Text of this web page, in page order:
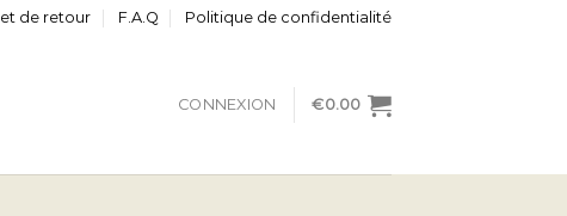
de retour F.A.Q Politique de confidentialité
CONNEXION €0.00